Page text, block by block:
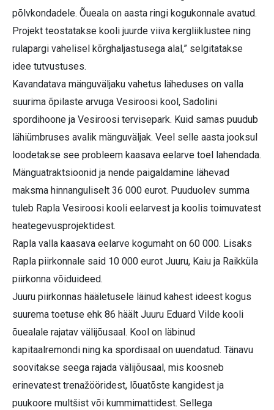
põlvkondadele. Õueala on aasta ringi kogukonnale avatud.
Projekt teostatakse kooli juurde viiva kergliiklustee ning
rulapargi vahelisel kõrghaljastusega alal,” selgitatakse
idee tutvustuses.
Kavandatava mänguväljaku vahetus läheduses on valla
suurima õpilaste arvuga Vesiroosi kool, Sadolini
spordihoone ja Vesiroosi tervisepark. Kuid samas puudub
lähiümbruses avalik mänguväljak. Veel selle aasta jooksul
loodetakse see probleem kaasava eelarve toel lahendada.
Mänguatraktsioonid ja nende paigaldamine lähevad
maksma hinnanguliselt 36 000 eurot. Puuduolev summa
tuleb Rapla Vesiroosi kooli eelarvest ja koolis toimuvatest
heategevusprojektidest.
Rapla valla kaasava eelarve kogumaht on 60 000. Lisaks
Rapla piirkonnale said 10 000 eurot Juuru, Kaiu ja Raikküla
piirkonna võiduideed.
Juuru piirkonnas hääletusele läinud kahest ideest kogus
suurema toetuse ehk 86 häält Juuru Eduard Vilde kooli
õuealale rajatav välijõusaal. Kool on läbinud
kapitaalremondi ning ka spordisaal on uuendatud. Tänavu
soovitakse seega rajada välijõusaal, mis koosneb
erinevatest trenažööridest, lõuatõste kangidest ja
puukoore multšist või kummimattidest. Sellega